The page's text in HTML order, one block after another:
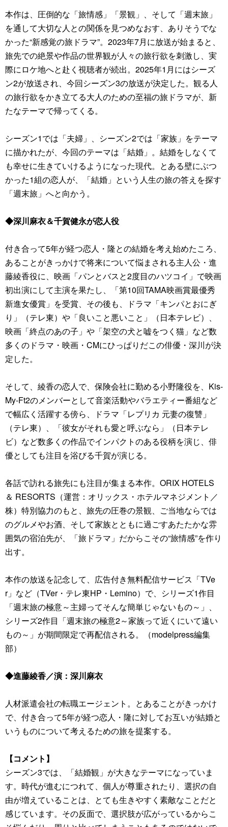
本作は、圧倒的な「旅情感」「景観」、そして「週末旅」
を通して大切な人との関係を見つめなおす、ありそうでな
かった“新感覚の旅ドラマ”。2023年7月に放送が始まると、
旅先での絶景や作品の世界観が人々の旅行欲を刺激し、実
際にロケ地へと赴く視聴者が続出。2025年1月にはシーズ
ン2が放送され、今回シーズン3の放送が決定した。観る人
の旅行欲をかき立てる大人のための至福の旅ドラマが、新
たなテーマで帰ってくる。
シーズン1では「夫婦」、シーズン2では「家族」をテーマ
に描かれたが、今回のテーマは「結婚」。結婚をしなくて
も幸せに生きていけるようになった現代。とある壁にぶつ
かった1組の恋人が、「結婚」という人生の旅の答えを探す
「週末旅」へと向かう。
◆深川麻衣＆千賀健永が恋人役
付き合って5年が経つ恋人・隆との結婚を考え始めたころ、
あることがきっかけで将来について悩まされる主人公・進
藤綾香役に、映画「パンとバスと2度目のハツコイ」で映画
初出演にして主演を果たし、「第10回TAMA映画賞最優秀
新進女優賞」を受賞、その後も、ドラマ「キンパとおにぎ
り」（テレ東）や「良いこと悪いこと」（日本テレビ）、
映画「終点のあの子」や「架空の犬と嘘をつく猫」など数
多くのドラマ・映画・CMにひっぱりだこの俳優・深川が決
定した。
そして、綾香の恋人で、保険会社に勤める小野隆役を、Kis-
My-Ft2のメンバーとして音楽活動やバラエティー番組など
で幅広く活躍する傍ら、ドラマ「レプリカ 元妻の復讐」
（テレ東）、「彼女がそれも愛と呼ぶなら」（日本テレ
ビ）など数多くの作品でインパクトのある役柄を演じ、俳
優としても注目を浴びる千賀が演じる。
各話で訪れる旅先にも注目が集まる本作。ORIX HOTELS
＆ RESORTS（運営：オリックス・ホテルマネジメント／
株）特別協力のもと、旅先の圧巻の景観、ご当地ならでは
のグルメやお酒、そして家族とともに過ごすあたたかな雰
囲気の宿泊先が、「旅ドラマ」だからこその“旅情感”を作り
出す。
本作の放送を記念して、広告付き無料配信サービス「TVe
r」など（TVer・テレ東HP・Lemino）で、シリーズ1作目
「週末旅の極意～主婦ってそんな簡単じゃないもの～」、
シリーズ2作目「週末旅の極意2～家族って近くにいて遠い
もの～」が期間限定で再配信される。（modelpress編集
部）
◆進藤綾香／演：深川麻衣
人材派遣会社の転職エージェント。とあることがきっかけ
で、付き合って5年が経つ恋人・隆に対してお互いが結婚と
いうものについて考えるための旅を提案する。
【コメント】
シーズン3では、「結婚観」が大きなテーマになっていま
す。時代が進むにつれて、個人が尊重されたり、選択の自
由が増えていることは、とても生きやすく素敵なことだと
感じています。その反面で、選択肢が広がっているからこ